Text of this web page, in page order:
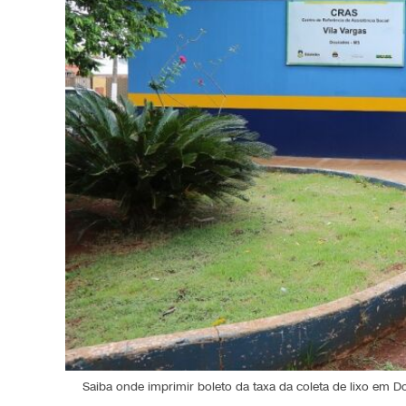
Saiba onde imprimir boleto da taxa da coleta de lixo em